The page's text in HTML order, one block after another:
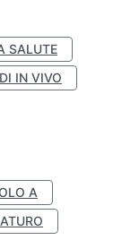
SALUTE
IN VIVO
A